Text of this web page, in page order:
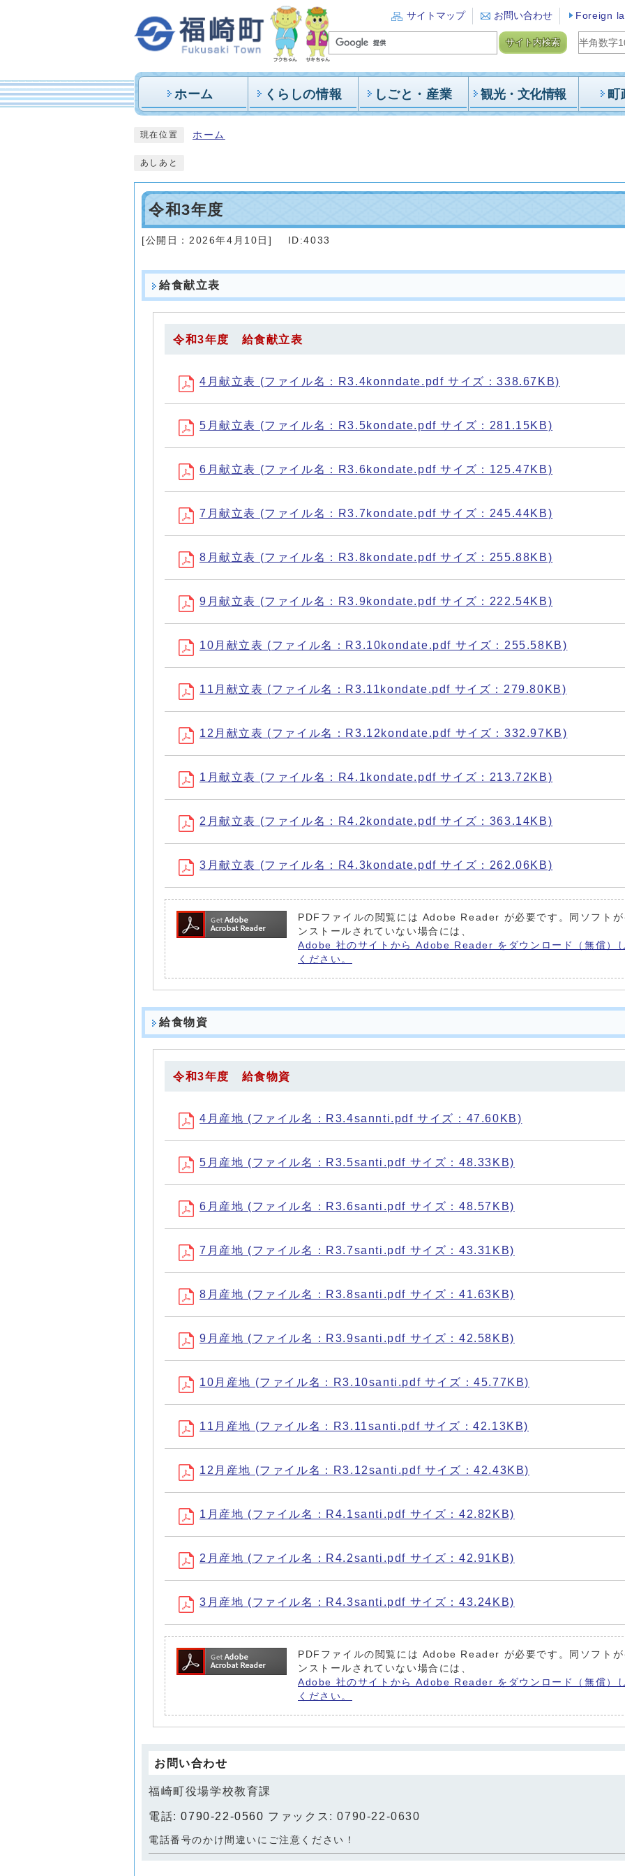
サイトマップ お問い合わせ Foreign
サイト内検索
ホーム くらしの情報 しごと・産業 観光・文化情報 町
現在位置 ホーム
あしあと
令和3年度
[公開日： 2026年4月10日 ] ID:4033
給食献立表
令和3年度 給食献立表
4月献立表 (ファイル名：R3.4konndate.pdf サイズ：338.67KB)
5月献立表 (ファイル名：R3.5kondate.pdf サイズ：281.15KB)
6月献立表 (ファイル名：R3.6kondate.pdf サイズ：125.47KB)
7月献立表 (ファイル名：R3.7kondate.pdf サイズ：245.44KB)
8月献立表 (ファイル名：R3.8kondate.pdf サイズ：255.88KB)
9月献立表 (ファイル名：R3.9kondate.pdf サイズ：222.54KB)
10月献立表 (ファイル名：R3.10kondate.pdf サイズ：255.58KB)
11月献立表 (ファイル名：R3.11kondate.pdf サイズ：279.80KB)
12月献立表 (ファイル名：R3.12kondate.pdf サイズ：332.97KB)
1月献立表 (ファイル名：R4.1kondate.pdf サイズ：213.72KB)
2月献立表 (ファイル名：R4.2kondate.pdf サイズ：363.14KB)
3月献立表 (ファイル名：R4.3kondate.pdf サイズ：262.06KB)
PDFファイルの閲覧には Adobe Reader が必要です。同ソフト
ンストールされていない場合には、
Adobe 社のサイトから Adobe Reader をダウンロード（無償）
ください。
給食物資
令和3年度 給食物資
4月産地 (ファイル名：R3.4sannti.pdf サイズ：47.60KB)
5月産地 (ファイル名：R3.5santi.pdf サイズ：48.33KB)
6月産地 (ファイル名：R3.6santi.pdf サイズ：48.57KB)
7月産地 (ファイル名：R3.7santi.pdf サイズ：43.31KB)
8月産地 (ファイル名：R3.8santi.pdf サイズ：41.63KB)
9月産地 (ファイル名：R3.9santi.pdf サイズ：42.58KB)
10月産地 (ファイル名：R3.10santi.pdf サイズ：45.77KB)
11月産地 (ファイル名：R3.11santi.pdf サイズ：42.13KB)
12月産地 (ファイル名：R3.12santi.pdf サイズ：42.43KB)
1月産地 (ファイル名：R4.1santi.pdf サイズ：42.82KB)
2月産地 (ファイル名：R4.2santi.pdf サイズ：42.91KB)
3月産地 (ファイル名：R4.3santi.pdf サイズ：43.24KB)
PDFファイルの閲覧には Adobe Reader が必要です。同ソフト
ンストールされていない場合には、
Adobe 社のサイトから Adobe Reader をダウンロード（無償）
ください。
お問い合わせ
福崎町役場学校教育課
電話:0790-22-0560 ファックス: 0790-22-0630
電話番号のかけ間違いにご注意ください！